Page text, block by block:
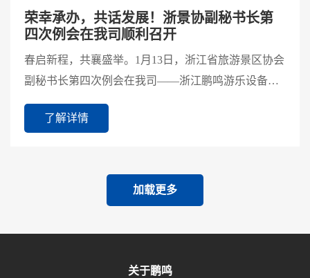
荣幸承办，共话发展！浙景协副秘书长第
四次例会在我司顺利召开
春启新程，共襄盛举。1月13日，浙江省旅游景区协会
副秘书长第四次例会在我司——浙江鹏鸣游乐设备有
限公司成功召开。本次会议由浙景协副秘书长李虹主
持，浙景协...
了解详情
加载更多
关于鹏鸣